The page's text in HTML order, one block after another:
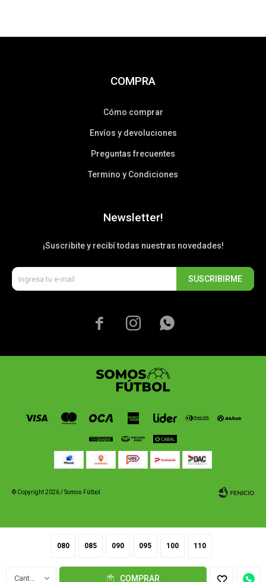
080 085 090 095 100 110
COMPRAR
COMPRA
Cómo comprar
Envíos y devoluciones
Preguntas frecuentes
Termino y Condiciones
Newsletter!
¡Suscribite y recibí todas nuestras novedades!
SUSCRIBIRME
  
© Copyright 2026 / Somos Fútbol